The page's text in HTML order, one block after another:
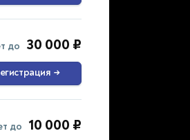
до 30 000 ₽
→
до 10 000 ₽